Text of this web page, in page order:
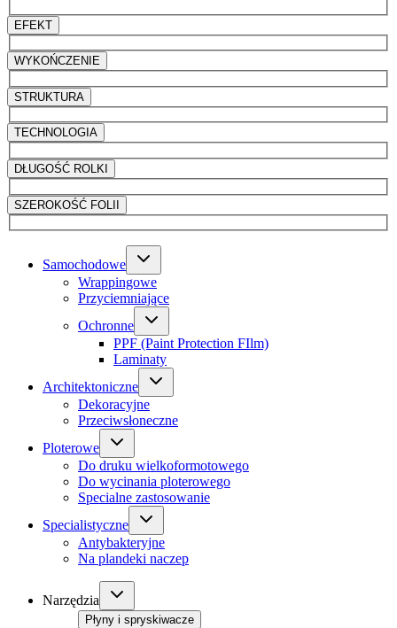
EFEKT
WYKOŃCZENIE
STRUKTURA
TECHNOLOGIA
DŁUGOŚĆ ROLKI
SZEROKOŚĆ FOLII
Samochodowe
Wrappingowe
Przyciemniające
Ochronne
PPF (Paint Protection FIlm)
Laminaty
Architektoniczne
Dekoracyjne
Przeciwsłoneczne
Ploterowe
Do druku wielkoformotowego
Do wycinania ploterowego
Specialne zastosowanie
Specialistyczne
Antybakteryjne
Na plandeki naczep
Narzędzia
Płyny i spryskiwacze